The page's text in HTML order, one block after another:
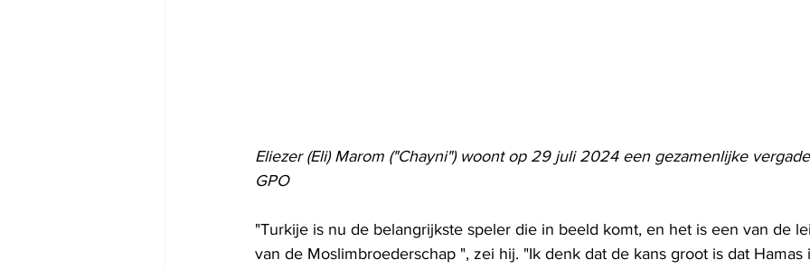
Eliezer (Eli) Marom ("Chayni") woont op 29 juli 2024 een gezamenlijke
GPO
"Turkije is nu de belangrijkste speler die in beeld komt, en het is een van de
van de Moslimbroederschap ", zei hij. "Ik denk dat de kans groot is dat